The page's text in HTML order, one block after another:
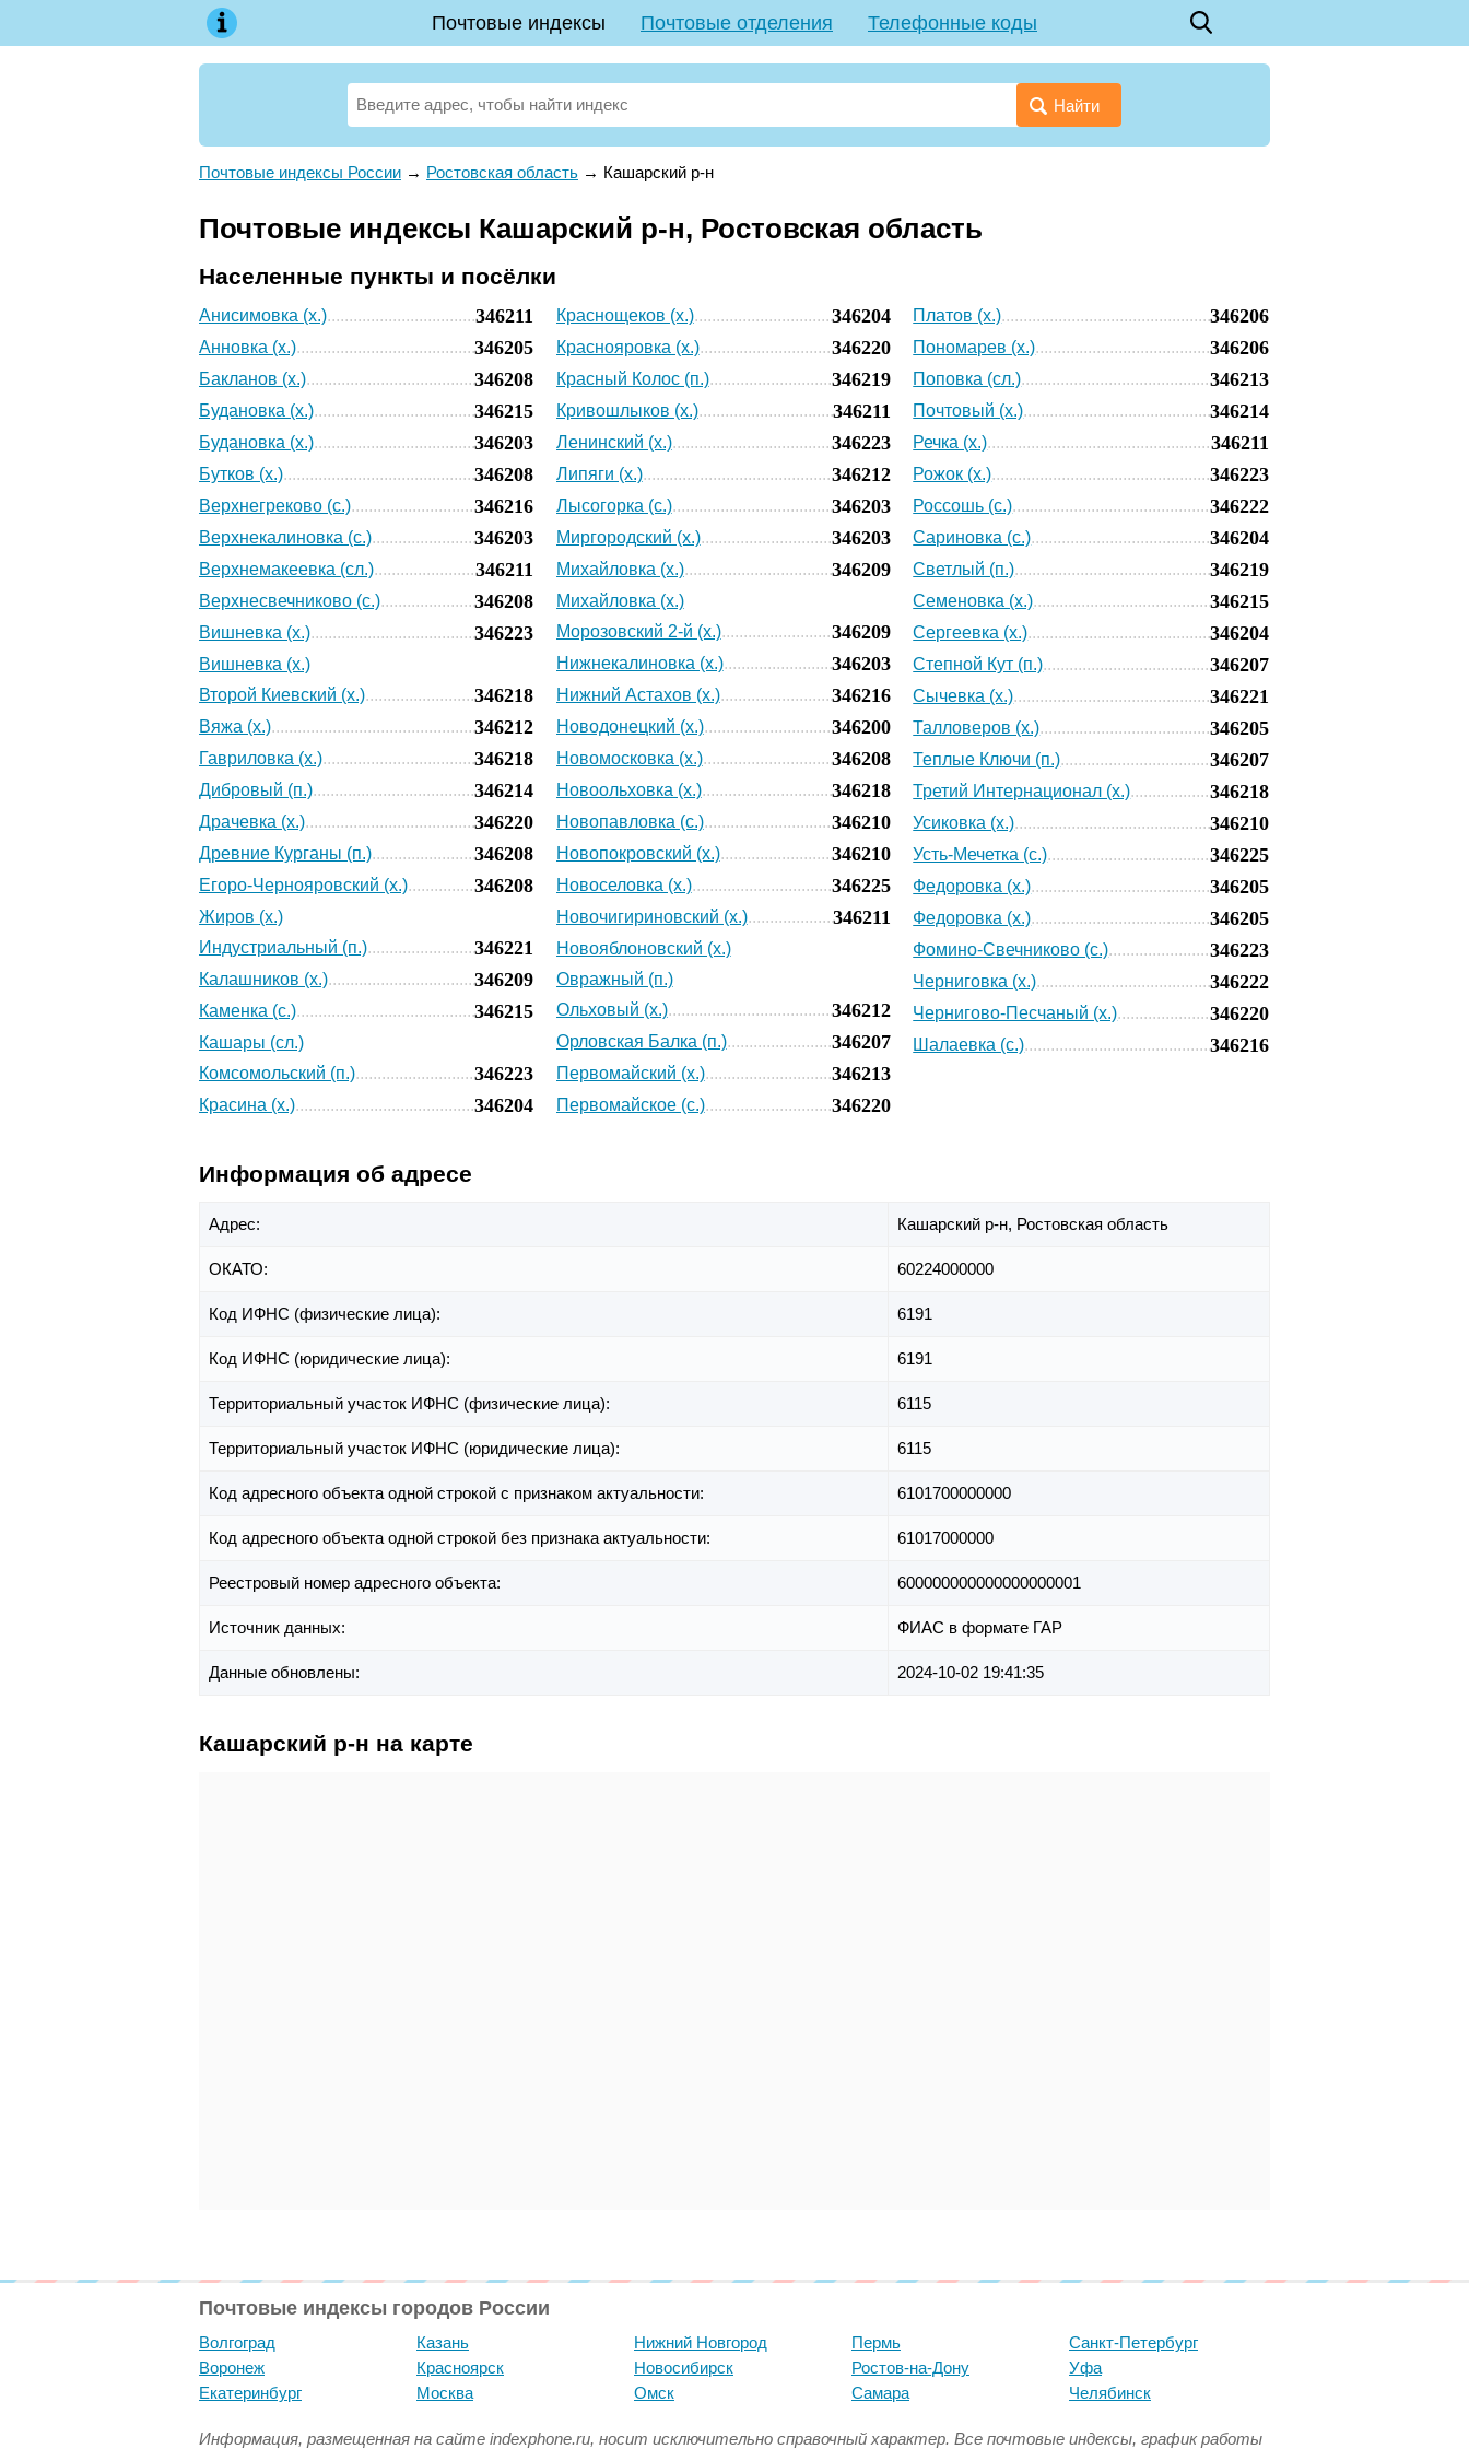
Почтовые индексы Почтовые отделения Телефонные коды
Найти
Почтовые индексы России → Ростовская область → Кашарский р-н
Почтовые индексы Кашарский р-н, Ростовская область
Населенные пункты и посёлки
Анисимовка (х.) 346211
Анновка (х.) 346205
Бакланов (х.) 346208
Будановка (х.) 346215
Будановка (х.) 346203
Бутков (х.) 346208
Верхнегреково (с.) 346216
Верхнекалиновка (с.) 346203
Верхнемакеевка (сл.) 346211
Верхнесвечниково (с.) 346208
Вишневка (х.) 346223
Вишневка (х.)
Второй Киевский (х.)
346218
Вяжа (х.) 346212
Гавриловка (х.) 346218
Дибровый (п.) 346214
Драчевка (х.) 346220
Древние Курганы (п.) 346208
Егоро-Чернояровский (х.) 346208
Жиров (х.)
Индустриальный (п.)
346221
Калашников (х.) 346209
Каменка (с.) 346215
Кашары (сл.)
Комсомольский (п.)
346223
Красина (х.) 346204
Краснощеков (х.) 346204
Краснояровка (х.) 346220
Красный Колос (п.) 346219
Кривошлыков (х.) 346211
Ленинский (х.) 346223
Липяги (х.) 346212
Лысогорка (с.) 346203
Миргородский (х.) 346203
Михайловка (х.) 346209
Михайловка (х.)
Морозовский 2-й (х.)
346209
Нижнекалиновка (х.) 346203
Нижний Астахов (х.) 346216
Новодонецкий (х.) 346200
Новомосковка (х.) 346208
Новоольховка (х.) 346218
Новопавловка (с.) 346210
Новопокровский (х.) 346210
Новоселовка (х.) 346225
Новочигириновский (х.) 346211
Новояблоновский (х.)
Овражный (п.)
Ольховый (х.)
346212
Орловская Балка (п.) 346207
Первомайский (х.) 346213
Первомайское (с.) 346220
Платов (х.) 346206
Пономарев (х.) 346206
Поповка (сл.) 346213
Почтовый (х.) 346214
Речка (х.) 346211
Рожок (х.) 346223
Россошь (с.) 346222
Сариновка (с.) 346204
Светлый (п.) 346219
Семеновка (х.) 346215
Сергеевка (х.) 346204
Степной Кут (п.) 346207
Сычевка (х.) 346221
Талловеров (х.) 346205
Теплые Ключи (п.) 346207
Третий Интернационал (х.) 346218
Усиковка (х.) 346210
Усть-Мечетка (с.) 346225
Федоровка (х.) 346205
Федоровка (х.) 346205
Фомино-Свечниково (с.) 346223
Черниговка (х.) 346222
Чернигово-Песчаный (х.) 346220
Шалаевка (с.) 346216
Информация об адресе
Адрес: Кашарский р-н, Ростовская область
ОКАТО: 60224000000
Код ИФНС (физические лица): 6191
Код ИФНС (юридические лица): 6191
Территориальный участок ИФНС (физические лица): 6115
Территориальный участок ИФНС (юридические лица): 6115
Код адресного объекта одной строкой с признаком актуальности: 6101700000000
Код адресного объекта одной строкой без признака актуальности: 61017000000
Реестровый номер адресного объекта: 600000000000000000001
Источник данных: ФИАС в формате ГАР
Данные обновлены: 2024-10-02 19:41:35
Кашарский р-н на карте
Почтовые индексы городов России
Волгоград
Воронеж
Екатеринбург
Казань
Красноярск
Москва
Нижний Новгород
Новосибирск
Омск
Пермь
Ростов-на-Дону
Самара
Санкт-Петербург
Уфа
Челябинск
Информация, размещенная на сайте indexphone.ru, носит исключительно справочный характер. Все почтовые индексы, график работы